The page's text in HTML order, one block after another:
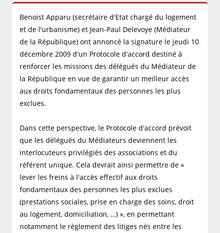
Benoist Apparu (secrétaire d'Etat chargé du logement
et de l'urbanisme) et Jean-Paul Delevoye (Médiateur
de la République) ont annoncé la signature le jeudi 10
décembre 2009 d'un Protocole d'accord destiné à
renforcer les missions des délégués du Médiateur de
la République en vue de garantir un meilleur accès
aux droits fondamentaux des personnes les plus
exclues.
Dans cette perspective, le Protocole d'accord prévoit
que les délégués du Médiateurs deviennent les
interlocuteurs privilégiés des associations et du
référent unique. Cela devrait ainsi permettre de «
lever les freins à l'accès effectif aux droits
fondamentaux des personnes les plus exclues
(prestations sociales, prise en charge des soins, droit
au logement, domiciliation, …) », en permettant
notamment le règlement des litiges nés entre les